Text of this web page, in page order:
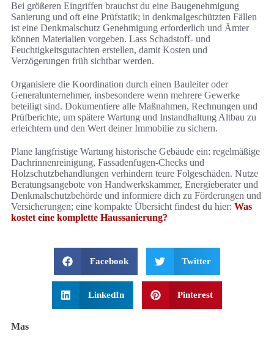
Bei größeren Eingriffen brauchst du eine Baugenehmigung
Sanierung und oft eine Prüfstatik; in denkmalgeschützten Fällen
ist eine Denkmalschutz Genehmigung erforderlich und Ämter
können Materialien vorgeben. Lass Schadstoff- und
Feuchtigkeitsgutachten erstellen, damit Kosten und
Verzögerungen früh sichtbar werden.
Organisiere die Koordination durch einen Bauleiter oder
Generalunternehmer, insbesondere wenn mehrere Gewerke
beteiligt sind. Dokumentiere alle Maßnahmen, Rechnungen und
Prüfberichte, um spätere Wartung und Instandhaltung Altbau zu
erleichtern und den Wert deiner Immobilie zu sichern.
Plane langfristige Wartung historische Gebäude ein: regelmäßige
Dachrinnenreinigung, Fassadenfugen-Checks und
Holzschutzbehandlungen verhindern teure Folgeschäden. Nutze
Beratungsangebote von Handwerkskammer, Energieberater und
Denkmalschutzbehörde und informiere dich zu Förderungen und
Versicherungen; eine kompakte Übersicht findest du hier: Was
kostet eine komplette Haussanierung?
Facebook Twitter
LinkedIn Pinterest
Mas